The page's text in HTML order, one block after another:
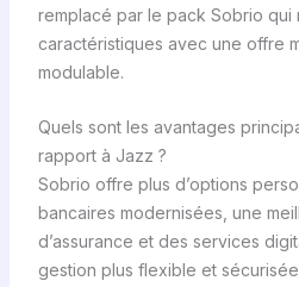
remplacé par le pack Sobrio qui
caractéristiques avec une offre
modulable.
Quels sont les avantages
rapport à Jazz ?
Sobrio offre plus d’options
bancaires modernisées, une
d’assurance et des services
gestion plus flexible et